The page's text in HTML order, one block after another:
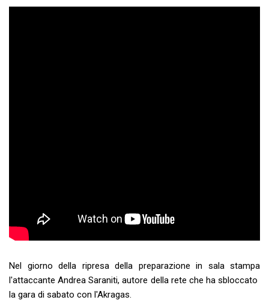
Nel giorno della ripresa della preparazione in sala stampa
l'attaccante Andrea Saraniti, autore della rete che ha sbloccato
la gara di sabato con l'Akragas.